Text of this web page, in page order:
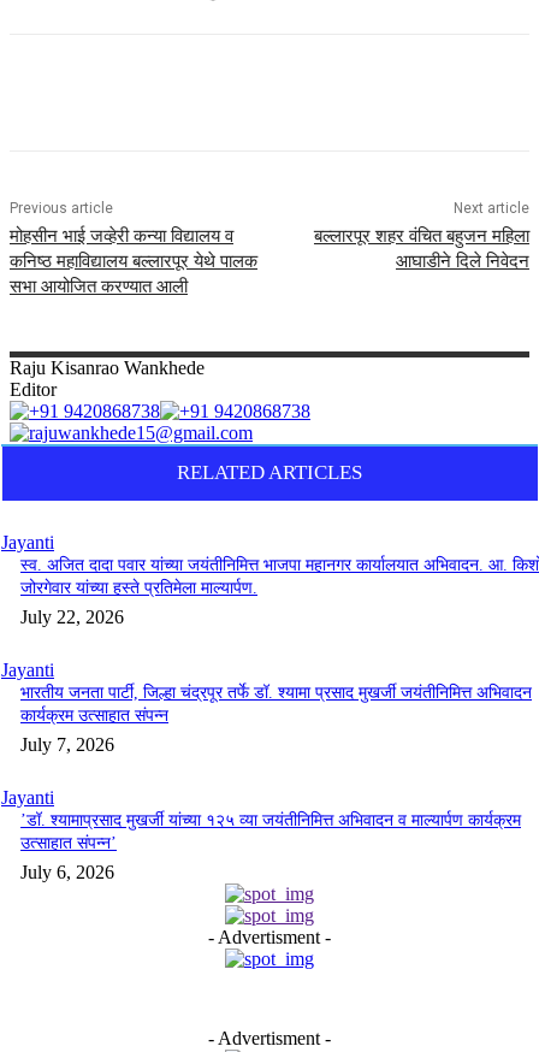
Previous article
मोहसीन भाई जव्हेरी कन्या विद्यालय व
कनिष्ठ महाविद्यालय बल्लारपूर येथे पालक
सभा आयोजित करण्यात आली
Next article
बल्लारपूर शहर वंचित बहुजन महिला
आघाडीने दिले निवेदन
Raju Kisanrao Wankhede
Editor
RELATED ARTICLES
Jayanti
स्व. अजित दादा पवार यांच्या जयंतीनिमित्त भाजपा महानगर कार्यालयात अभिवादन. आ.
जोरगेवार यांच्या हस्ते प्रतिमेला माल्यार्पण.
July 22, 2026
Jayanti
भारतीय जनता पार्टी, जिल्हा चंद्रपूर तर्फे डॉ. श्यामा प्रसाद मुखर्जी जयंतीनिमित्त अभिवादन
कार्यक्रम उत्साहात संपन्न
July 7, 2026
Jayanti
’डॉ. श्यामाप्रसाद मुखर्जी यांच्या १२५ व्या जयंतीनिमित्त अभिवादन व माल्यार्पण कार्यक्रम
उत्साहात संपन्न’
July 6, 2026
- Advertisment -
- Advertisment -